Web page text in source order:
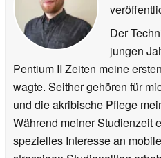
Der
jungen
Pentium II Zeiten meine
wagte. Seither gehören für
und die akribische Pflege
Während meiner Studienzeit
spezielles Interesse an